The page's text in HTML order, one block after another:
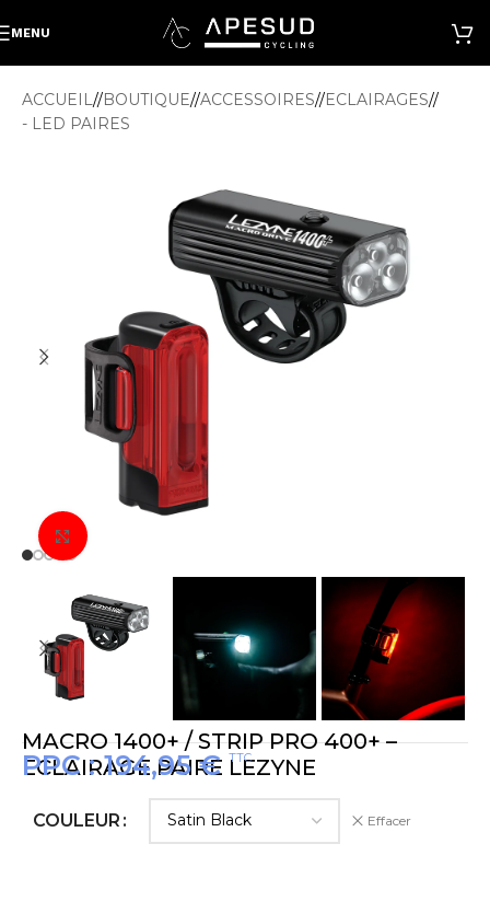
MENU
ACCUEIL/ BOUTIQUE/ ACCESSOIRES/ ECLAIRAGES/
- LED PAIRES
Cliquez pour agrandir
MACRO 1400+ / STRIP PRO 400+ –
ÉCLAIRAGE PAIRE LEZYNE
PPC : 194,95€ TTC
COULEUR Effacer